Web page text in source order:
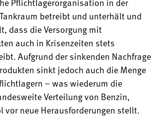
betreibt und unterhält und
dass die Versorgung mit
auch in Krisenzeiten stets
Aufgrund der sinkenden Nachfrage
sinkt jedoch auch die Menge
– was wiederum die
Verteilung von Benzin,
vor neue Herausforderungen stellt.